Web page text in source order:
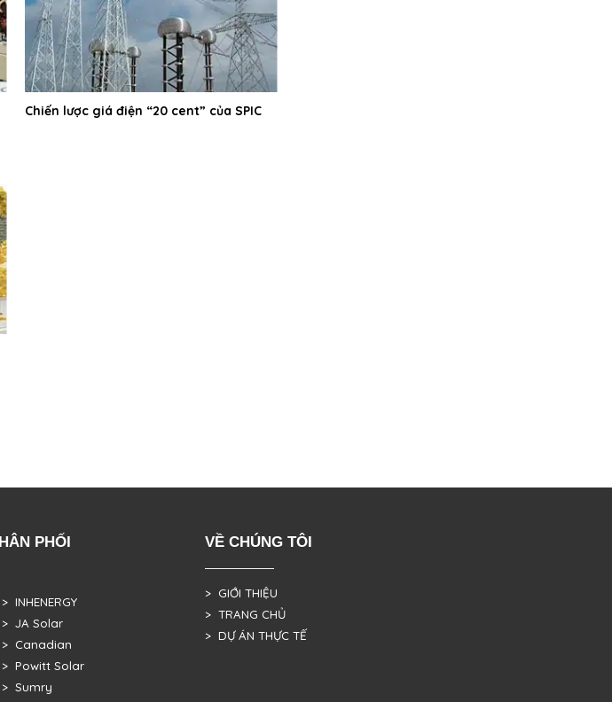
Chiến lược giá điện “20 cent” của SPIC
PHỐI
> INHENERGY
> JA Solar
> Canadian
> Powitt Solar
> Sumry
VỀ CHÚNG TÔI
> GIỚI THIỆU
> TRANG CHỦ
> DỰ ÁN THỰC TẾ